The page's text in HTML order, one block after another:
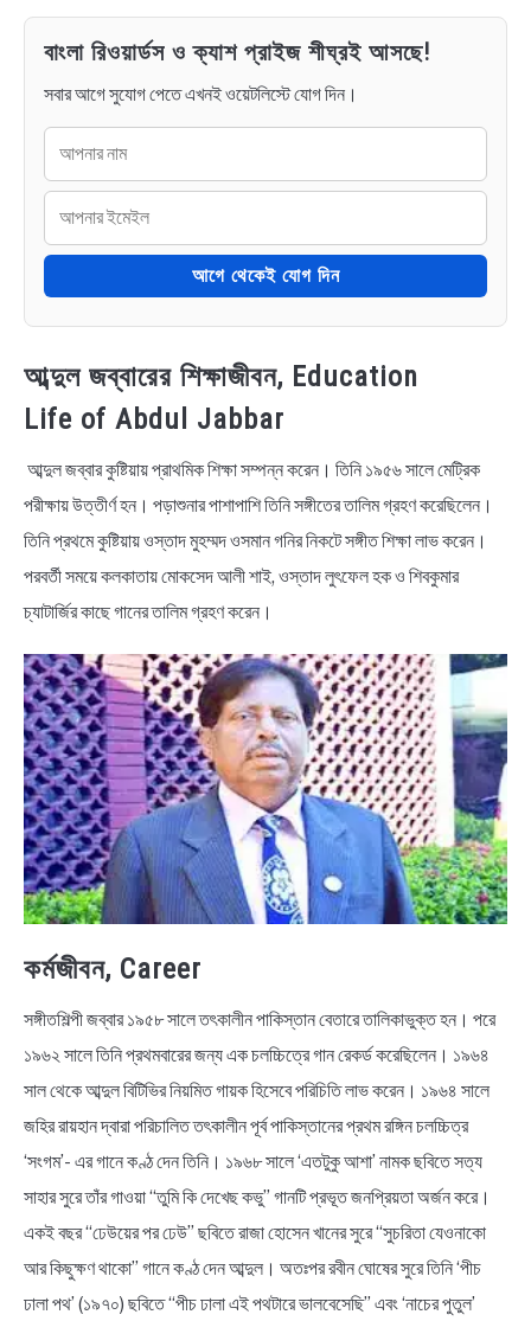
বাংলা রিওয়ার্ডস ও ক্যাশ প্রাইজ শীঘ্রই আসছে!
সবার আগে সুযোগ পেতে এখনই ওয়েটলিস্টে যোগ দিন।
আগে থেকেই যোগ দিন
আব্দুল জব্বারের শিক্ষাজীবন, Education
Life of Abdul Jabbar
আব্দুল জব্বার কুষ্টিয়ায় প্রাথমিক শিক্ষা সম্পন্ন করেন। তিনি ১৯৫৬ সালে মেট্রিক
পরীক্ষায় উত্তীর্ণ হন। পড়াশুনার পাশাপাশি তিনি সঙ্গীতের তালিম গ্রহণ করেছিলেন।
তিনি প্রথমে কুষ্টিয়ায় ওস্তাদ মুহম্মদ ওসমান গনির নিকটে সঙ্গীত শিক্ষা লাভ করেন।
পরবর্তী সময়ে কলকাতায় মোকসেদ আলী শাই, ওস্তাদ লুৎফেল হক ও শিবকুমার
চ্যাটার্জির কাছে গানের তালিম গ্রহণ করেন।
কর্মজীবন, Career
সঙ্গীতশিল্পী জব্বার ১৯৫৮ সালে তৎকালীন পাকিস্তান বেতারে তালিকাভুক্ত হন। পরে
১৯৬২ সালে তিনি প্রথমবারের জন্য এক চলচ্চিত্রে গান রেকর্ড করেছিলেন। ১৯৬৪
সাল থেকে আব্দুল বিটিভির নিয়মিত গায়ক হিসেবে পরিচিতি লাভ করেন। ১৯৬৪ সালে
জহির রায়হান দ্বারা পরিচালিত তৎকালীন পূর্ব পাকিস্তানের প্রথম রঙ্গিন চলচ্চিত্র
‘সংগম’- এর গানে কণ্ঠ দেন তিনি। ১৯৬৮ সালে ‘এতটুকু আশা’ নামক ছবিতে সত্য
সাহার সুরে তাঁর গাওয়া “তুমি কি দেখেছ কভু” গানটি প্রভূত জনপ্রিয়তা অর্জন করে।
একই বছর “ঢেউয়ের পর ঢেউ” ছবিতে রাজা হোসেন খানের সুরে “সুচরিতা যেওনাকো
আর কিছুক্ষণ থাকো” গানে কণ্ঠ দেন আব্দুল। অতঃপর রবীন ঘোষের সুরে তিনি ‘পীচ
ঢালা পথ’ (১৯৭০) ছবিতে “পীচ ঢালা এই পথটারে ভালবেসেছি” এবং ‘নাচের পুতুল’